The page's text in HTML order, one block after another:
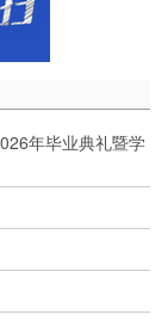
年毕业典礼暨学